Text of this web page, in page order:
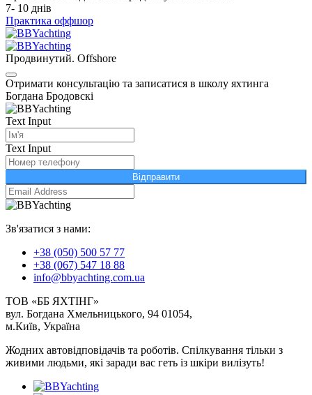
7- 10 днів
Практика оффшор
Продвинутий. Offshore
Отримати консультацію та записатися в школу яхтинга
Богдана Бродовскі
Text Input
Text Input
Відправити
Зв'язатися з нами:
+38 (050) 500 57 77
+38 (067) 547 18 88
info@bbyachting.com.ua
ТОВ «ББ ЯХТІНГ»
вул. Богдана Хмельницького, 94 01054,
м.Київ, Україна
Жодних автовідповідачів та роботів. Спілкування тільки з
живими людьми, які заради вас геть із шкіри вилізуть!